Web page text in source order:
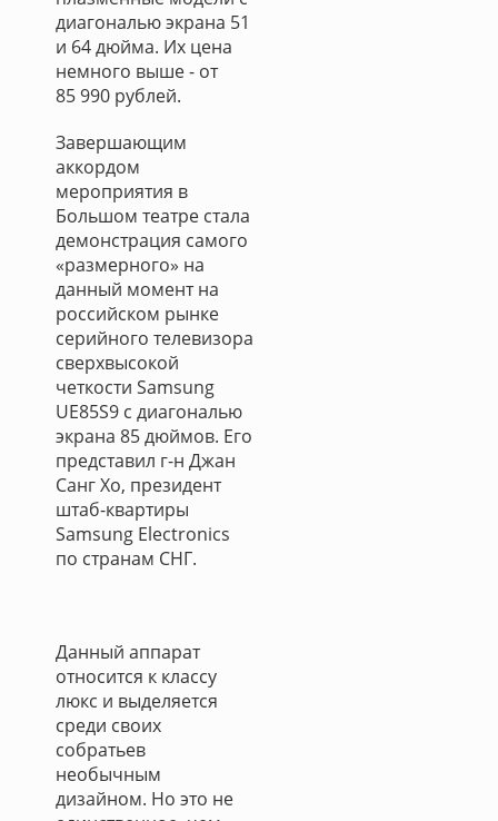
диагональю экрана 51
и 64 дюйма. Их цена
немного выше - от
85 990 рублей.
Завершающим
аккордом
мероприятия в
Большом театре стала
демонстрация самого
«размерного» на
данный момент на
российском рынке
серийного телевизора
сверхвысокой
четкости Samsung
UE85S9 с диагональю
экрана 85 дюймов. Его
представил г-н Джан
Санг Хо, президент
штаб-квартиры
Samsung Electronics
по странам СНГ.
Данный аппарат
относится к классу
люкс и выделяется
среди своих
собратьев
необычным
дизайном. Но это не